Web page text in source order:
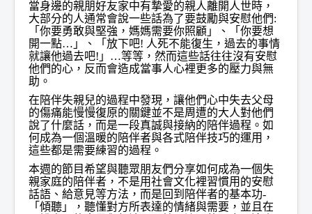
當身邊的親朋好友家中有摯愛的親人離開人世時，
大部分的人通常會說一些話為了要鼓勵與安慰他們:
「你要勇敢與堅強，媽媽需要你照顧」、「你要想
開一點…」、「放下吧! 人死不能復生，過去的事情
就讓他過去吧!」…等等，然而這些話往往沒有安慰
他們的心，反而會造成當事人心裡更多的壓力與無
助。
在陪伴失親兒的過程中發現，讓他們心中失去父母
的傷痛能慢慢復原的關鍵並不是周遭的大人對他們
說了什麼話，而是一段真誠與接納的陪伴過程。如
何成為一個溫暖的陪伴者與各式陪伴技巧的運用，
這些都是需要練習的過程。
本週的節目希望與聽眾朋友們分享如何成為一個失
親家庭的陪伴者，不是用社會文化裡習慣用的安慰
話語、給意見等方法，而是回到陪伴者的基本功-
「傾聽」，聽懂對方所表達的情緒與需要，並且在